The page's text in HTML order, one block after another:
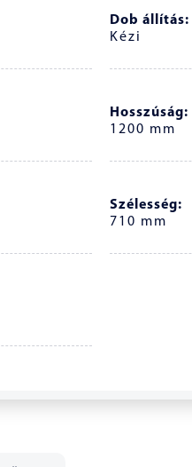
Dob állítás:
Kézi
Hosszúság:
1200 mm
Szélesség:
710 mm